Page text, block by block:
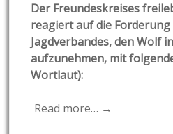
Der Freundeskreises
reagiert auf die Forderung
Jagdverbandes, den Wolf
aufzunehmen, mit
Wortlaut):
Read more… →